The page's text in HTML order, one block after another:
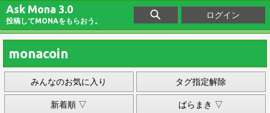
Ask Mona 3.0
投稿してMONAをもらおう。
ログイン
monacoin
みんなのお気に入り タグ指定解除
新着順 ▽ ばらまき ▽